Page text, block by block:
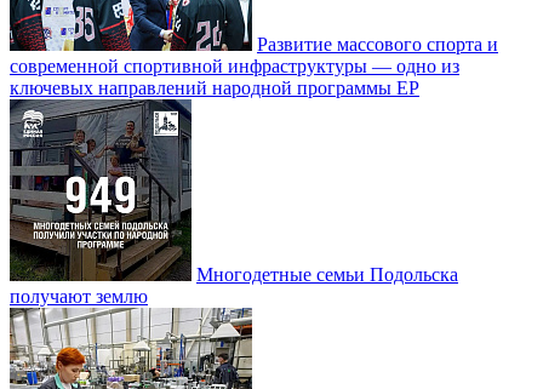
Развитие массового спорта и
современной спортивной инфраструктуры — одно из
ключевых направлений народной программы ЕР
Многодетные семьи Подольска
получают землю